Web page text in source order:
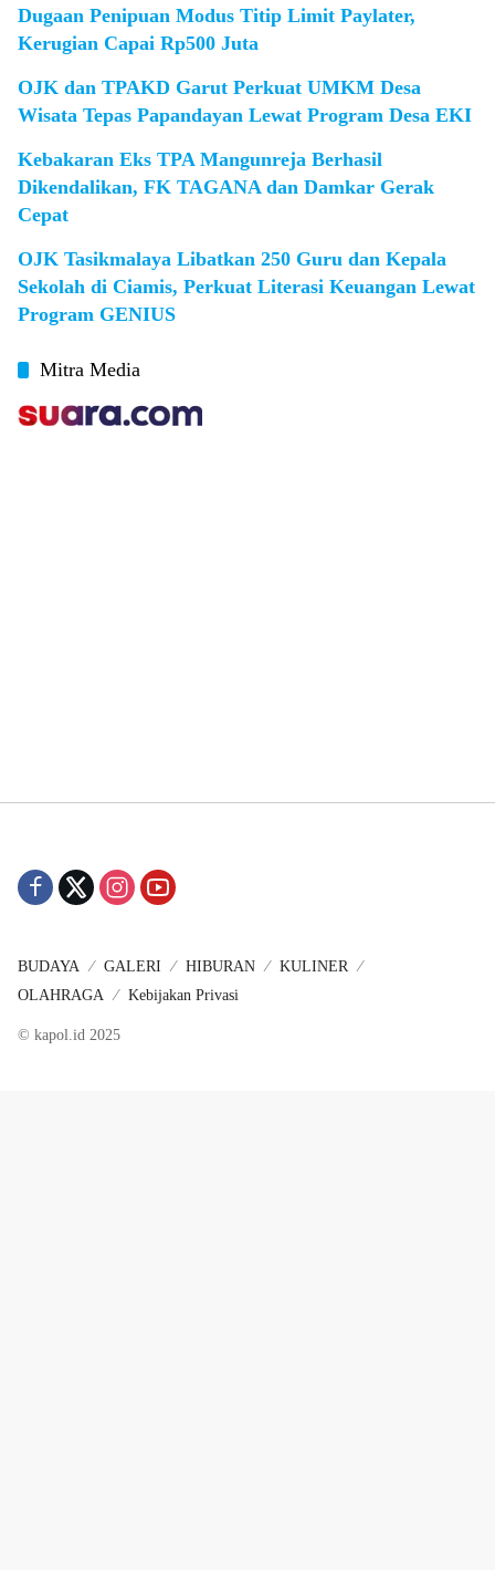
Dugaan Penipuan Modus Titip Limit Paylater,
Kerugian Capai Rp500 Juta
OJK dan TPAKD Garut Perkuat UMKM Desa
Wisata Tepas Papandayan Lewat Program Desa EKI
Kebakaran Eks TPA Mangunreja Berhasil
Dikendalikan, FK TAGANA dan Damkar Gerak
Cepat
OJK Tasikmalaya Libatkan 250 Guru dan Kepala
Sekolah di Ciamis, Perkuat Literasi Keuangan Lewat
Program GENIUS
Mitra Media
BUDAYA GALERI HIBURAN
KULINER
OLAHRAGA
Kebijakan Privasi
© kapol.id 2025